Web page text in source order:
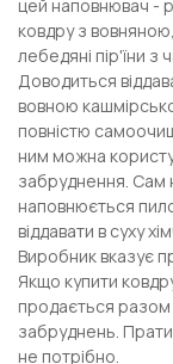
цей наповнювач -
ковдру з
лебедяні пір'їни
Доводиться
вовною
повністю
ним можна
забруднення. Сам
наповнюється
віддавати в суху
Виробник вказує
Якщо купити
продається разом
забруднень.
не потрібно.